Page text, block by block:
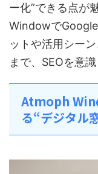
ー化”できる点が
Windowで
ットや活用シー
まで、SEOを意
Atmoph
る“デジタル